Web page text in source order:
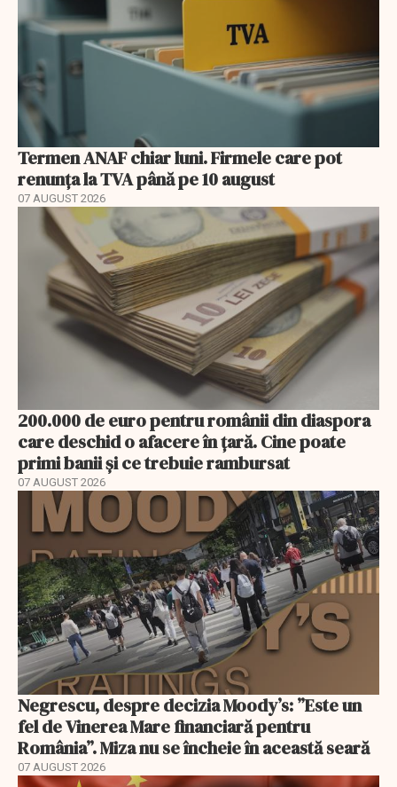
Termen ANAF chiar luni. Firmele care pot
renunța la TVA până pe 10 august
07 AUGUST 2026
200.000 de euro pentru românii din diaspora
care deschid o afacere în țară. Cine poate
primi banii și ce trebuie rambursat
07 AUGUST 2026
Negrescu, despre decizia Moody’s: ”Este un
fel de Vinerea Mare financiară pentru
România”. Miza nu se încheie în această seară
07 AUGUST 2026